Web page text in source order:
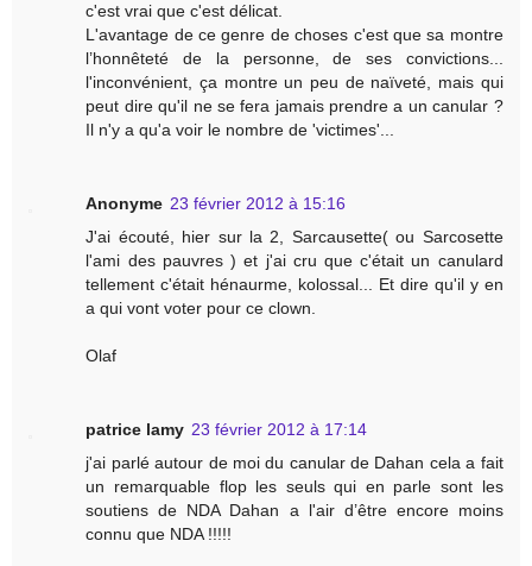
c'est vrai que c'est délicat.
L'avantage de ce genre de choses c'est que sa montre
l’honnêteté de la personne, de ses convictions...
l'inconvénient, ça montre un peu de naïveté, mais qui
peut dire qu'il ne se fera jamais prendre a un canular ?
Il n'y a qu'a voir le nombre de 'victimes'...
Anonyme 23 février 2012 à 15:16
J'ai écouté, hier sur la 2, Sarcausette( ou Sarcosette
l'ami des pauvres ) et j'ai cru que c'était un canulard
tellement c'était hénaurme, kolossal... Et dire qu'il y en
a qui vont voter pour ce clown.
Olaf
patrice lamy 23 février 2012 à 17:14
j'ai parlé autour de moi du canular de Dahan cela a fait
un remarquable flop les seuls qui en parle sont les
soutiens de NDA Dahan a l'air d’être encore moins
connu que NDA !!!!!